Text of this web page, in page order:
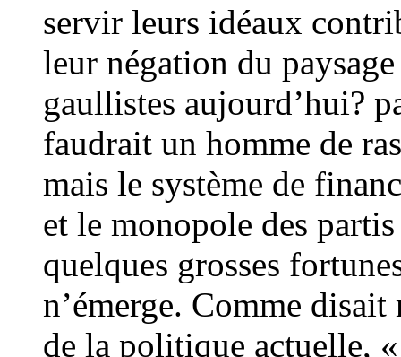
servir leurs idéaux
leur négation du
gaullistes aujourd’hui?
faudrait un homme de
mais le système de
et le monopole des
quelques grosses
n’émerge. Comme
de la politique actuelle,